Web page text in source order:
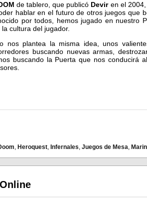
de tablero, que publicó Deviren el 2004,
hablar en el futuro de otros juegos que
por todos, hemos jugado en nuestro
cultura del jugador.
nos plantea la misma idea, unos
buscando nuevas armas,
buscando la Puerta que nos conducirá
, Heroquest, Infernales, Juegos de Mesa,